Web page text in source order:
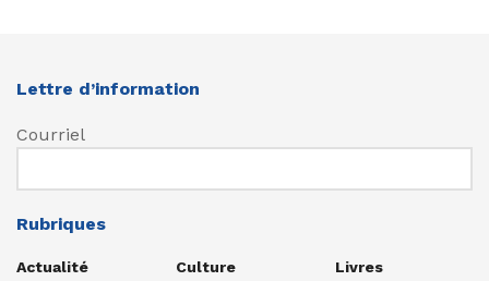
Lettre d’information
Courriel
Rubriques
Actualité
Culture
Livres